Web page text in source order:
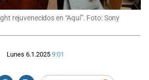
rejuvenecidos en “Aquí”. Foto: Sony
Lunes 6.1.2025 9:01